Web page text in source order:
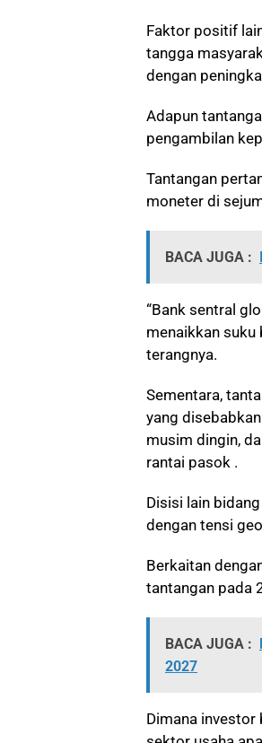
Faktor positif
tangga
dengan
Adapun
pengambilan
Tantangan
moneter di
BACA JUGA :
“Bank sentral
menaikkan suku
terangnya.
Sementara,
yang
musim dingin,
rantai pasok .
Disisi lain
dengan tensi
Berkaitan
tantangan pada
BACA JUGA :
2027
Dimana